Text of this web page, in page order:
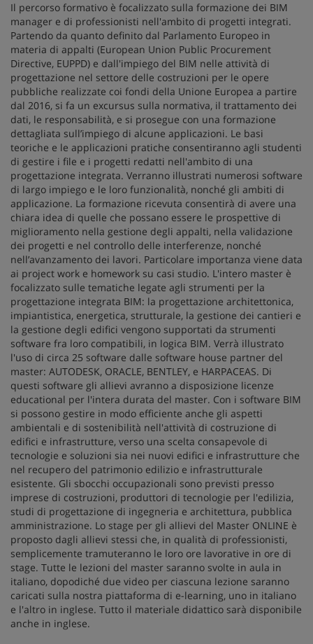
Il percorso formativo è focalizzato sulla formazione dei BIM
manager e di professionisti nell'ambito di progetti integrati.
Partendo da quanto definito dal Parlamento Europeo in
materia di appalti (European Union Public Procurement
Directive, EUPPD) e dall'impiego del BIM nelle attività di
progettazione nel settore delle costruzioni per le opere
pubbliche realizzate coi fondi della Unione Europea a partire
dal 2016, si fa un excursus sulla normativa, il trattamento dei
dati, le responsabilità, e si prosegue con una formazione
dettagliata sull’impiego di alcune applicazioni. Le basi
teoriche e le applicazioni pratiche consentiranno agli studenti
di gestire i file e i progetti redatti nell'ambito di una
progettazione integrata. Verranno illustrati numerosi software
di largo impiego e le loro funzionalità, nonché gli ambiti di
applicazione. La formazione ricevuta consentirà di avere una
chiara idea di quelle che possano essere le prospettive di
miglioramento nella gestione degli appalti, nella validazione
dei progetti e nel controllo delle interferenze, nonché
nell’avanzamento dei lavori. Particolare importanza viene data
ai project work e homework su casi studio. L'intero master è
focalizzato sulle tematiche legate agli strumenti per la
progettazione integrata BIM: la progettazione architettonica,
impiantistica, energetica, strutturale, la gestione dei cantieri e
la gestione degli edifici vengono supportati da strumenti
software fra loro compatibili, in logica BIM. Verrà illustrato
l'uso di circa 25 software dalle software house partner del
master: AUTODESK, ORACLE, BENTLEY, e HARPACEAS. Di
questi software gli allievi avranno a disposizione licenze
educational per l'intera durata del master. Con i software BIM
si possono gestire in modo efficiente anche gli aspetti
ambientali e di sostenibilità nell'attività di costruzione di
edifici e infrastrutture, verso una scelta consapevole di
tecnologie e soluzioni sia nei nuovi edifici e infrastrutture che
nel recupero del patrimonio edilizio e infrastrutturale
esistente. Gli sbocchi occupazionali sono previsti presso
imprese di costruzioni, produttori di tecnologie per l'edilizia,
studi di progettazione di ingegneria e architettura, pubblica
amministrazione. Lo stage per gli allievi del Master ONLINE è
proposto dagli allievi stessi che, in qualità di professionisti,
semplicemente tramuteranno le loro ore lavorative in ore di
stage. Tutte le lezioni del master saranno svolte in aula in
italiano, dopodiché due video per ciascuna lezione saranno
caricati sulla nostra piattaforma di e-learning, uno in italiano
e l'altro in inglese. Tutto il materiale didattico sarà disponibile
anche in inglese.